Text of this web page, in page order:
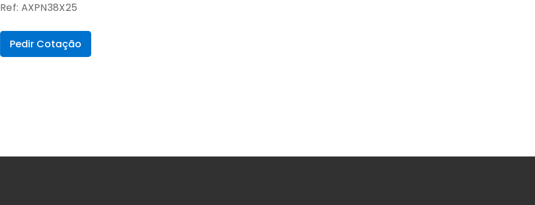
Ref: AXPN38X25
Pedir Cotação